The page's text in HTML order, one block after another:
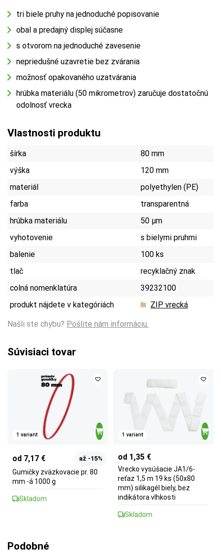
tri biele pruhy na jednoduché popisovanie
obal a predajný displej súčasne
s otvorom na jednoduché zavesenie
nepriedušné uzavretie bez zvárania
možnosť opakovaného uzatvárania
hrúbka materiálu (50 mikrometrov) zaručuje dostatočnú
odolnosť vrecka
Vlastnosti produktu
šírka
80 mm
výška
120 mm
materiál
polyethylen (PE)
farba
transparentná
hrúbka materiálu
50 µm
vyhotovenie
s bielymi pruhmi
balenie
100 ks
tlač
recyklačný znak
colná nomenklatúra
39232100
produkt nájdete v kategóriách
ZIP vrecká
Našli ste chybu? Pošlite nám informáciu.
Súvisiaci tovar
1 variant
od 7,17 € až -15%
Gumičky zväzkovacie pr. 80
mm -á 1000 g
Skladom
1 variant
od 1,35 €
Vrecko vysúšacie JA1/6-
reťaz 1,5 m 19 ks (50x80
mm) silikagél biely, bez
indikátora vlhkosti
Skladom
Podobné